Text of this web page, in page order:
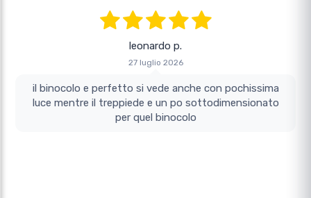
leonardo p.
27 luglio 2026
il binocolo e perfetto si vede anche con pochissima
luce mentre il treppiede e un po sottodimensionato
per quel binocolo